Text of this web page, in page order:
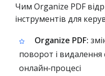
Чим Organize PDF
інструментів для
Organize PDF:
поворот і видалення
онлайн‑процесі